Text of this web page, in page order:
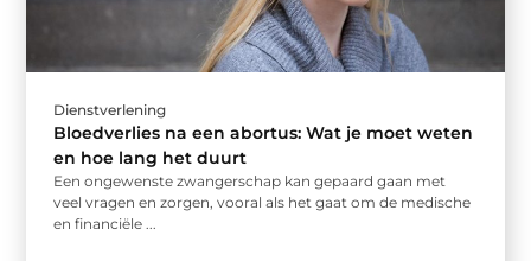
Dienstverlening
Bloedverlies na een abortus: Wat je moet weten
en hoe lang het duurt
Een ongewenste zwangerschap kan gepaard gaan met
veel vragen en zorgen, vooral als het gaat om de medische
en financiële ...